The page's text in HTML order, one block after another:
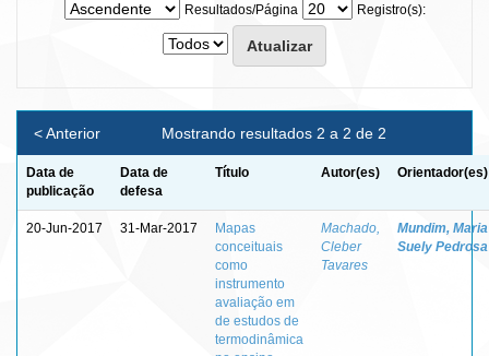
Resultados/Página
Registro(s):
Mostrando resultados 2 a 2 de 2
< Anterior
Data de
publicação
Data de
defesa
Título Autor(es) Orientador(es)
20-Jun-2017 31-Mar-2017
Mapas
conceituais
como
instrumento
avaliação em
de estudos de
termodinâmica
Machado,
Cleber
Tavares
Mundim, Maria
Suely Pedrosa